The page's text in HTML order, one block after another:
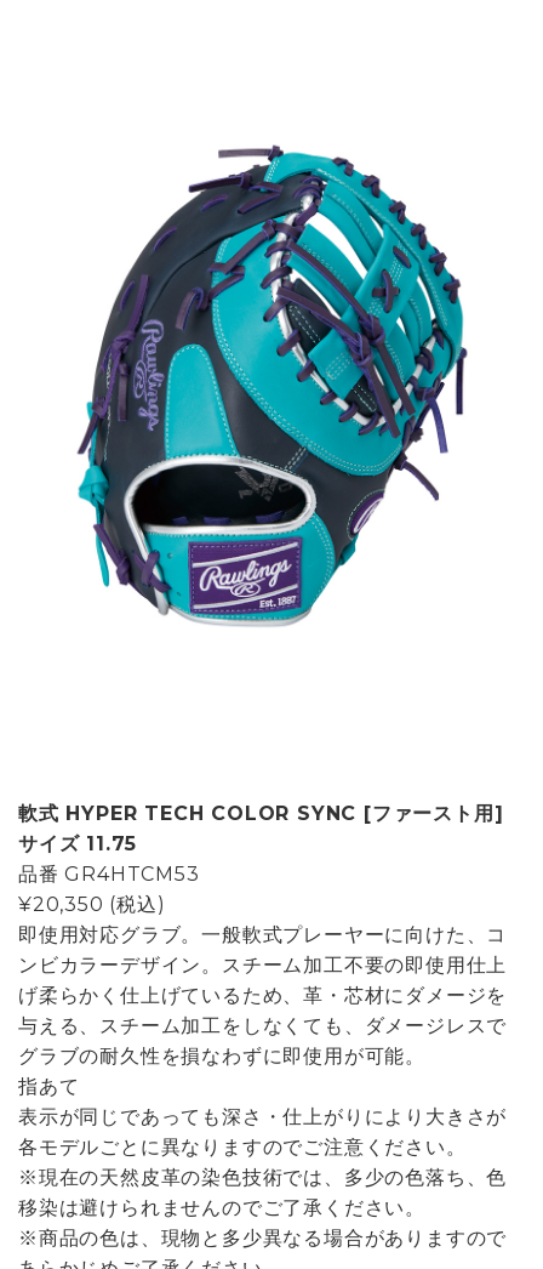
軟式 HYPER TECH COLOR SYNC [ファースト用]
サイズ 11.75
品番 GR4HTCM53
¥20,350 (税込)
即使用対応グラブ。一般軟式プレーヤーに向けた、コ
ンビカラーデザイン。スチーム加工不要の即使用仕上
げ柔らかく仕上げているため、革・芯材にダメージを
与える、スチーム加工をしなくても、ダメージレスで
グラブの耐久性を損なわずに即使用が可能。
指あて
表示が同じであっても深さ・仕上がりにより大きさが
各モデルごとに異なりますのでご注意ください。
※現在の天然皮革の染色技術では、多少の色落ち、色
移染は避けられませんのでご了承ください。
※商品の色は、現物と多少異なる場合がありますので